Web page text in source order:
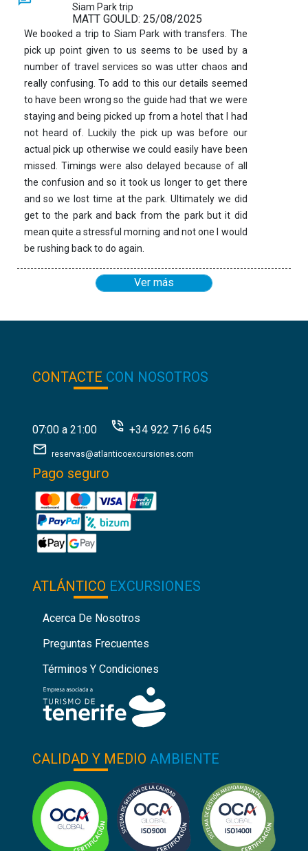
Siam Park trip
MATT GOULD: 25/08/2025
We booked a trip to Siam Park with transfers. The
pick up point given to us seems to be used by a
number of travel services so was utter chaos and
really confusing. To add to this our details seemed
to have been wrong so the guide had that we were
staying and being picked up from a hotel that I had
not heard of. Luckily the pick up was before our
actual pick up otherwise we could easily have been
missed. Timings were also delayed because of all
the confusion and so it took us longer to get there
and so we lost time at the park. Ultimately we did
get to the park and back from the park but it did
mean quite a stressful morning and not one I would
be rushing back to do again.
Ver más
CONTACTE CON NOSOTROS
07:00 a 21:00 +34 922 716 645
reservas@atlanticoexcursiones.com
Pago seguro
ATLÁNTICO EXCURSIONES
Acerca De Nosotros
Preguntas Frecuentes
Términos Y Condiciones
CALIDAD Y MEDIO AMBIENTE